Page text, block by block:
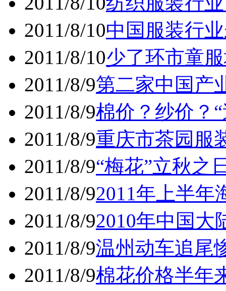
2011/8/10中国服装行
2011/8/10少了环市童
2011/8/9第二家中国产
2011/8/9棉价？纱价？
2011/8/9重庆市茶园服
2011/8/9“梅花”立秋之
2011/8/92011年上半年
2011/8/92010年中国大
2011/8/9温州动车追尾
2011/8/9棉花价格半年